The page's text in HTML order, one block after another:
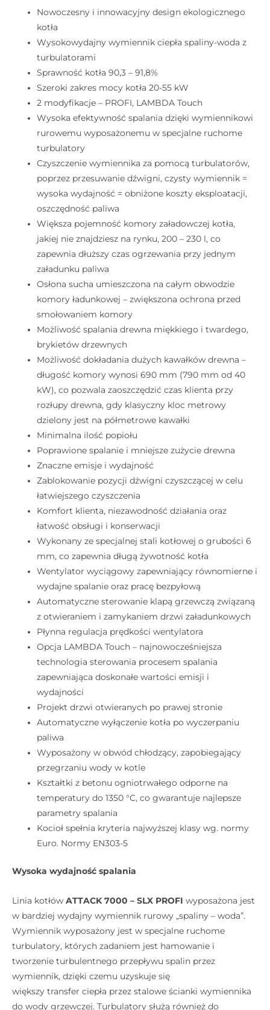
Nowoczesny i innowacyjny design ekologicznego
kotła
Wysokowydajny wymiennik ciepła spaliny-woda z
turbulatorami
Sprawność kotła 90,3 – 91,8%
Szeroki zakres mocy kotła 20-55 kW
2 modyfikacje – PROFI, LAMBDA Touch
Wysoka efektywność spalania dzięki wymiennikowi
rurowemu wyposażonemu w specjalne ruchome
turbulatory
Czyszczenie wymiennika za pomocą turbulatorów,
poprzez przesuwanie dźwigni, czysty wymiennik =
wysoka wydajność = obniżone koszty eksploatacji,
oszczędność paliwa
Większa pojemność komory załadowczej kotła,
jakiej nie znajdziesz na rynku, 200 – 230 l, co
zapewnia dłuższy czas ogrzewania przy jednym
załadunku paliwa
Osłona sucha umieszczona na całym obwodzie
komory ładunkowej – zwiększona ochrona przed
smołowaniem komory
Możliwość spalania drewna miękkiego i twardego,
brykietów drzewnych
Możliwość dokładania dużych kawałków drewna –
długość komory wynosi 690 mm (790 mm od 40
kW), co pozwala zaoszczędzić czas klienta przy
rozłupy drewna, gdy klasyczny kloc metrowy
dzielony jest na półmetrowe kawałki
Minimalna ilość popiołu
Poprawione spalanie i mniejsze zużycie drewna
Znaczne emisje i wydajność
Zablokowanie pozycji dźwigni czyszczącej w celu
łatwiejszego czyszczenia
Komfort klienta, niezawodność działania oraz
łatwość obsługi i konserwacji
Wykonany ze specjalnej stali kotłowej o grubości 6
mm, co zapewnia długą żywotność kotła
Wentylator wyciągowy zapewniający równomierne i
wydajne spalanie oraz pracę bezpyłową
Automatyczne sterowanie klapą grzewczą związaną
z otwieraniem i zamykaniem drzwi załadunkowych
Płynna regulacja prędkości wentylatora
Opcja LAMBDA Touch – najnowocześniejsza
technologia sterowania procesem spalania
zapewniająca doskonałe wartości emisji i
wydajności
Projekt drzwi otwieranych po prawej stronie
Automatyczne wyłączenie kotła po wyczerpaniu
paliwa
Wyposażony w obwód chłodzący, zapobiegający
przegrzaniu wody w kotle
Kształtki z betonu ogniotrwałego odporne na
temperatury do 1350 °C, co gwarantuje najlepsze
parametry spalania
Kocioł spełnia kryteria najwyższej klasy wg. normy
Euro. Normy EN303-5
Wysoka wydajność spalania
Linia kotłów ATTACK 7000 – SLX PROFI wyposażona jest
w bardziej wydajny wymiennik rurowy „spaliny – woda”.
Wymiennik wyposażony jest w specjalne ruchome
turbulatory, których zadaniem jest hamowanie i
tworzenie turbulentnego przepływu spalin przez
wymiennik, dzięki czemu uzyskuje się
większy transfer ciepła przez stalowe ścianki wymiennika
do wody grzewczej. Turbulatory służą również do